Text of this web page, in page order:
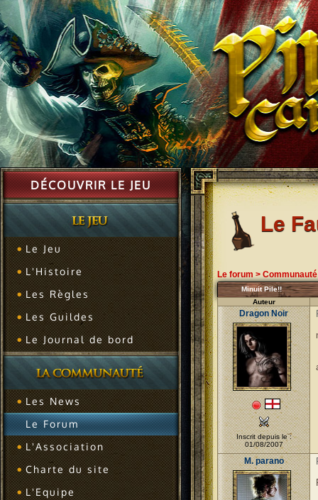
DÉCOUVRIR LE JEU
Le Jeu
L'Histoire
Les Règles
Les Guildes
Le Journal de bord
Les News
Le Forum
L'Association
Charte du site
L'Equipe
Le
Le forum > Communauté
Minuit Pile!!
Auteur
Dragon Noir
Inscrit depuis le :
01/08/2007
M. parano